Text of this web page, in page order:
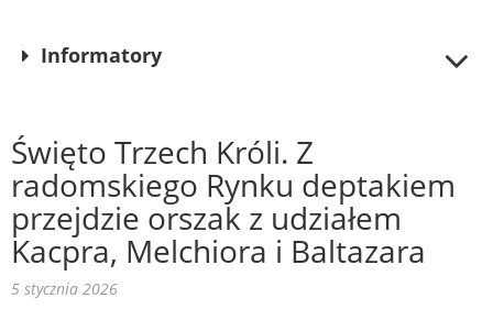
Informatory
Święto Trzech Króli. Z
radomskiego Rynku deptakiem
przejdzie orszak z udziałem
Kacpra, Melchiora i Baltazara
5 stycznia 2026